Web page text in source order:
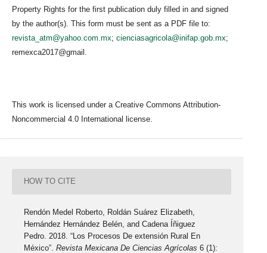
Property Rights for the first publication duly filled in and signed
by the author(s). This form must be sent as a PDF file to:
revista_atm@yahoo.com.mx; cienciasagricola@inifap.gob.mx;
remexca2017@gmail.
This work is licensed under a Creative Commons Attribution-
Noncommercial 4.0 International license.
HOW TO CITE
Rendón Medel Roberto, Roldán Suárez Elizabeth,
Hernández Hernández Belén, and Cadena Íñiguez
Pedro. 2018. “Los Procesos De extensión Rural En
México”.Revista Mexicana De Ciencias Agrícolas 6 (1):